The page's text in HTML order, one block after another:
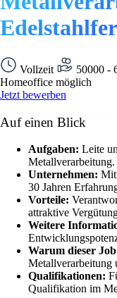
Vollzeit 50000 -
Homeoffice möglich
Jetzt bewerben
Auf einen Blick
Aufgaben: Leite
Metallverarbeitung.
Unternehmen:
30 Jahren
Vorteile:
attraktive
Weitere
Warum dieser
Metallverarbeitung
Qualifikationen:
Qualifikation im